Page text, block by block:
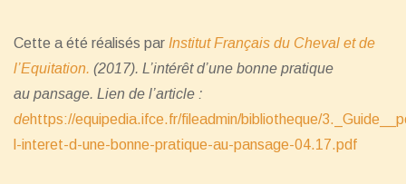
Cette a été réalisés par Institut Français du Cheval et de
l’Equitation. (2017). L’intérêt d’une bonne pratique
au pansage. Lien de l’article :
dehttps://equipedia.ifce.fr/fileadmin/bibliotheque/
l-interet-d-une-bonne-pratique-au-pansage-04.17.pdf